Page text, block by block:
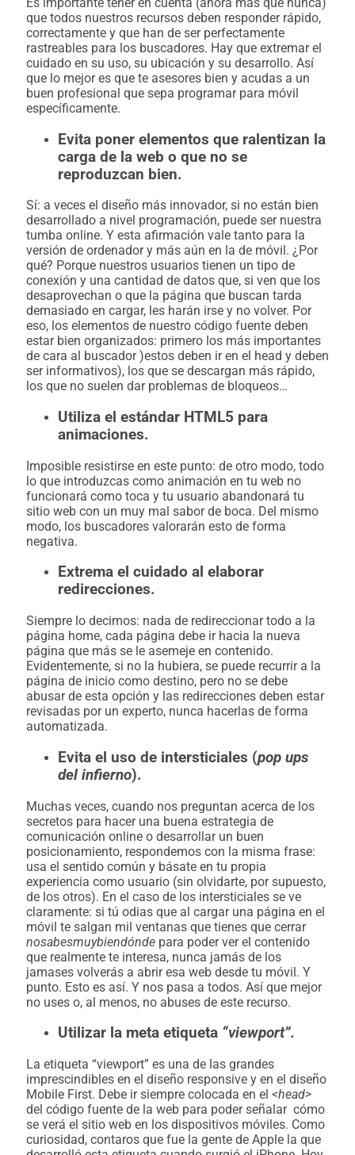
que todos nuestros recursos deben responder rápido,
correctamente y que han de ser perfectamente
rastreables para los buscadores. Hay que extremar el
cuidado en su uso, su ubicación y su desarrollo. Así
que lo mejor es que te asesores bien y acudas a un
buen profesional que sepa programar para móvil
específicamente.
Evita poner elementos que ralentizan la
carga de la web o que no se
reproduzcan bien.
Sí: a veces el diseño más innovador, si no están bien
desarrollado a nivel programación, puede ser nuestra
tumba online. Y esta afirmación vale tanto para la
versión de ordenador y más aún en la de móvil. ¿Por
qué? Porque nuestros usuarios tienen un tipo de
conexión y una cantidad de datos que, si ven que los
desaprovechan o que la página que buscan tarda
demasiado en cargar, les harán irse y no volver. Por
eso, los elementos de nuestro código fuente deben
estar bien organizados: primero los más importantes
de cara al buscador )estos deben ir en el head y deben
ser informativos), los que se descargan más rápido,
los que no suelen dar problemas de bloqueos…
Utiliza el estándar HTML5 para
animaciones.
Imposible resistirse en este punto: de otro modo, todo
lo que introduzcas como animación en tu web no
funcionará como toca y tu usuario abandonará tu
sitio web con un muy mal sabor de boca. Del mismo
modo, los buscadores valorarán esto de forma
negativa.
Extrema el cuidado al elaborar
redirecciones.
Siempre lo decimos: nada de redireccionar todo a la
página home, cada página debe ir hacia la nueva
página que más se le asemeje en contenido.
Evidentemente, si no la hubiera, se puede recurrir a la
página de inicio como destino, pero no se debe
abusar de esta opción y las redirecciones deben estar
revisadas por un experto, nunca hacerlas de forma
automatizada.
Evita el uso de intersticiales (pop ups
del infierno).
Muchas veces, cuando nos preguntan acerca de los
secretos para hacer una buena estrategia de
comunicación online o desarrollar un buen
posicionamiento, respondemos con la misma frase:
usa el sentido común y básate en tu propia
experiencia como usuario (sin olvidarte, por supuesto,
de los otros). En el caso de los intersticiales se ve
claramente: si tú odias que al cargar una página en el
móvil te salgan mil ventanas que tienes que cerrar
nosabesmuybiendónde para poder ver el contenido
que realmente te interesa, nunca jamás de los
jamases volverás a abrir esa web desde tu móvil. Y
punto. Esto es así. Y nos pasa a todos. Así que mejor
no uses o, al menos, no abuses de este recurso.
Utilizar la meta etiqueta “viewport”.
La etiqueta “viewport” es una de las grandes
imprescindibles en el diseño responsive y en el diseño
Mobile First. Debe ir siempre colocada en el <head>
del código fuente de la web para poder señalar cómo
se verá el sitio web en los dispositivos móviles. Como
curiosidad, contaros que fue la gente de Apple la que